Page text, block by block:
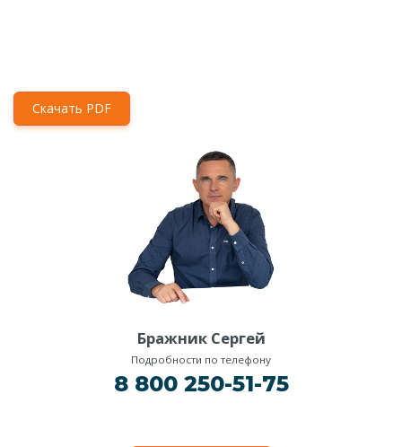
Скачать PDF
Бражник Сергей
Подробности по телефону
8 800 250-51-75